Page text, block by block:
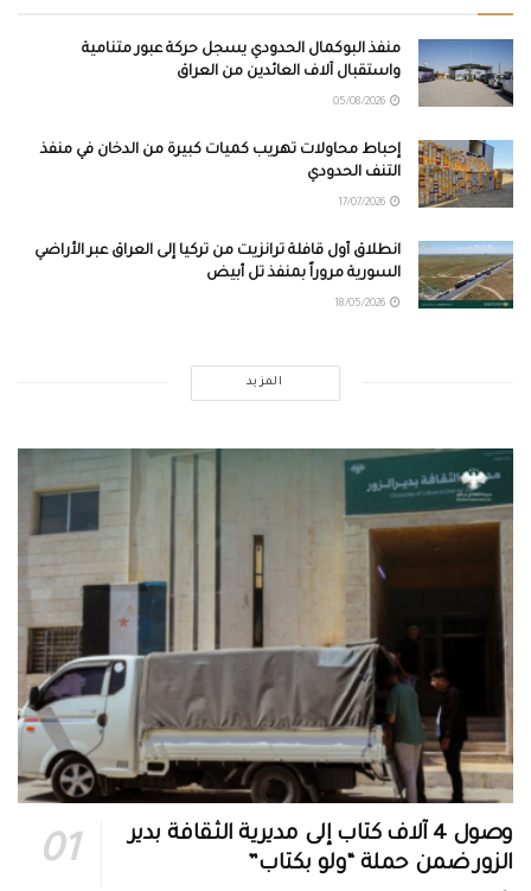
منفذ البوكمال الحدودي يسجل حركة عبور متنامية
واستقبال آلاف العائدين من العراق
إحباط محاولات تهريب كميات كبيرة من الدخان في منفذ
التنف الحدودي
انطلاق أول قافلة ترانزيت من تركيا إلى العراق عبر الأراضي
السورية مروراً بمنفذ تل أبيض
المزيد
وصول 4 آلاف كتاب إلى مديرية الثقافة بدير
الزور ضمن حملة “ولو بكتاب”